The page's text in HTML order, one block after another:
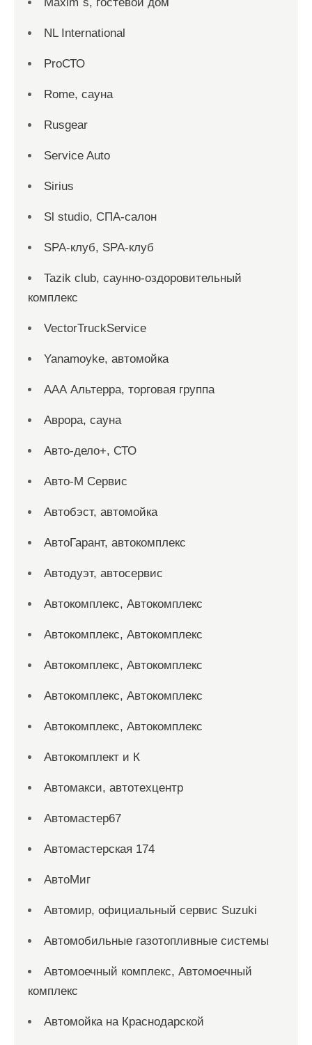
NL International
ProСТО
Rome, сауна
Rusgear
Service Auto
Sirius
Sl studio, СПА-салон
SPA-клуб, SPA-клуб
Tazik club, саунно-оздоровительный
комплекс
VectorTruckService
Yanamoyke, автомойка
ААА Альтерра, торговая группа
Аврора, сауна
Авто-дело+, СТО
Авто-М Сервис
Автобэст, автомойка
АвтоГарант, автокомплекс
Автодуэт, автосервис
Автокомплекс, Автокомплекс
Автокомплекс, Автокомплекс
Автокомплекс, Автокомплекс
Автокомплекс, Автокомплекс
Автокомплекс, Автокомплекс
Автокомплект и К
Автомакси, автотехцентр
Автомастер67
Автомастерская 174
АвтоМиг
Автомир, официальный сервис Suzuki
Автомобильные газотопливные системы
Автомоечный комплекс, Автомоечный
комплекс
Автомойка на Краснодарской